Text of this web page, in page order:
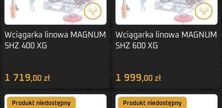
Wciągarka linowa MAGNUM
SHZ 400 XG
1 719,00 zł
Wciągarka linowa MAGNUM
SHZ 600 XG
1 999,00 zł
Produkt niedostępny Produkt niedostępny